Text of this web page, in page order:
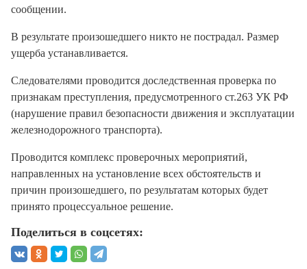
сообщении.
В результате произошедшего никто не пострадал. Размер
ущерба устанавливается.
Следователями проводится доследственная проверка по
признакам преступления, предусмотренного ст.263 УК РФ
(нарушение правил безопасности движения и эксплуатации
железнодорожного транспорта).
Проводится комплекс проверочных мероприятий,
направленных на установление всех обстоятельств и
причин произошедшего, по результатам которых будет
принято процессуальное решение.
Поделиться в соцсетях: